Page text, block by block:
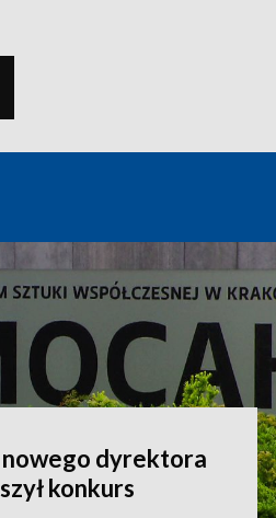
nowego dyrektora
konkurs